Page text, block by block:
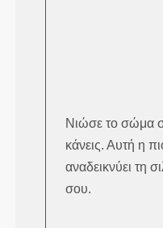
Νιώσε το σώμα
κάνεις. Αυτή η
αναδεικνύει τη
σου.